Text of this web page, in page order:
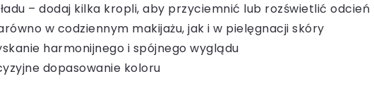
– dodaj kilka kropli, aby przyciemnić lub rozświetlić odcień
w codziennym makijażu, jak i w pielęgnacji skóry
harmonijnego i spójnego wyglądu
dopasowanie koloru